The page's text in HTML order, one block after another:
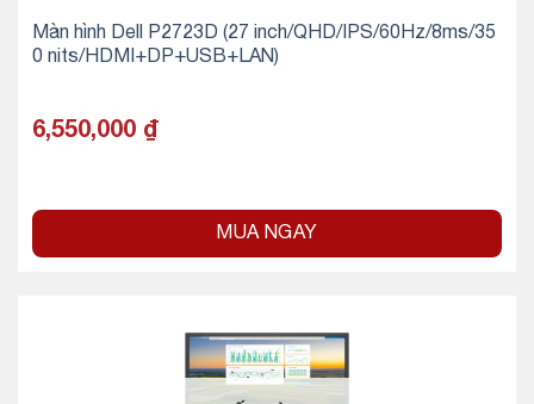
Màn hình Dell P2723D (27 inch/QHD/IPS/60Hz/8ms/35
0 nits/HDMI+DP+USB+LAN)
6,550,000 ₫
MUA NGAY